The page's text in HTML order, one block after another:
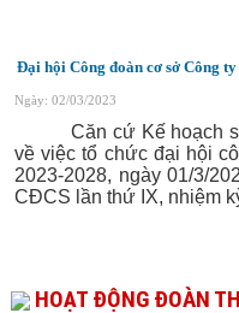
Đại hội Công đoàn cơ sở Công
Ngày: 02/03/2023
Căn cứ Kế hoạch
về việc tổ chức đại hội
2023-2028, ngày 01/3/
CĐCS lần thứ IX, nhiệm
HOẠT ĐỘNG ĐOÀN